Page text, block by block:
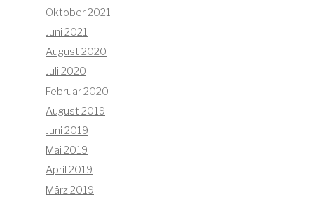
Oktober 2021
Juni 2021
August 2020
Juli 2020
Februar 2020
August 2019
Juni 2019
Mai 2019
April 2019
März 2019